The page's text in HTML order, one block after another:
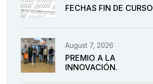
FECHAS FIN DE CURSO
August 7, 2026
PREMIO A LA
INNOVACIÓN.